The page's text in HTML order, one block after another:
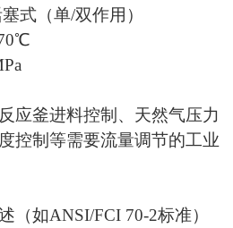
式（单/双作用）
应釜进料控制、天然气压力
控制等需要流量调节的工业
（如ANSI/FCI 70-2标准）